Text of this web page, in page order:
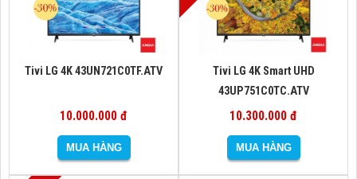
Tivi LG 4K 43UN721C0TF.ATV
10.000.000 đ
Tivi LG 4K Smart UHD
43UP751C0TC.ATV
10.300.000 đ